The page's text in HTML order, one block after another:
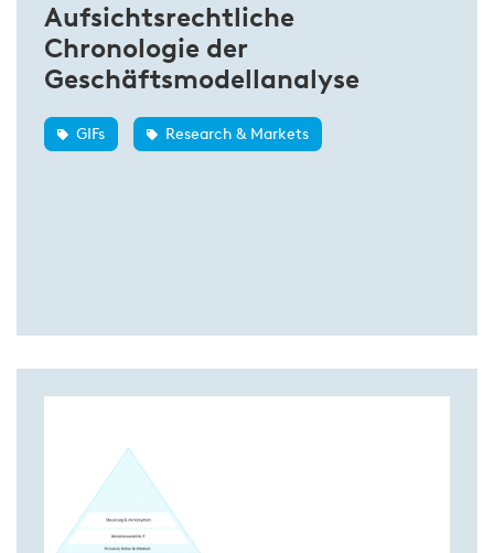
Aufsichtsrechtliche
Chronologie der
Geschäftsmodellanalyse
GIFs Research & Markets